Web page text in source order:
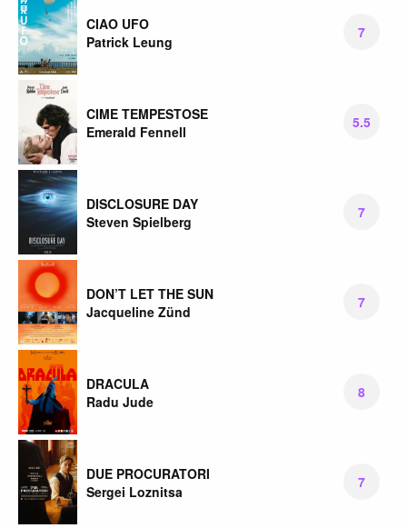
CIAO UFO
Patrick Leung
7
CIME TEMPESTOSE
Emerald Fennell
5.5
DISCLOSURE DAY
Steven Spielberg
7
DON’T LET THE SUN
Jacqueline Zünd
7
DRACULA
Radu Jude
8
DUE PROCURATORI
Sergei Loznitsa
7